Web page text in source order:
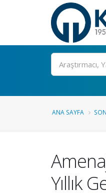
Ara
ANA SAYFA
Yıllık